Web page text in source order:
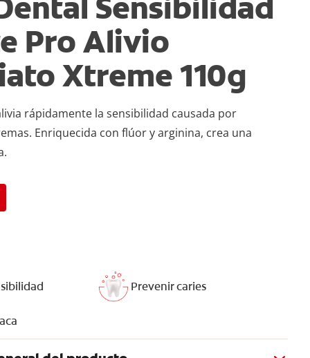
Pro Alivio
Xtreme 110g
rápidamente la sensibilidad causada por
Enriquecida con flúor y arginina, crea una
Prevenir caries